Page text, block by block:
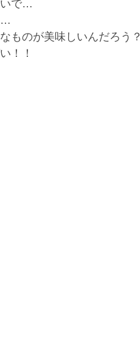
いで…
…
ものが美味しいんだろう？
！！